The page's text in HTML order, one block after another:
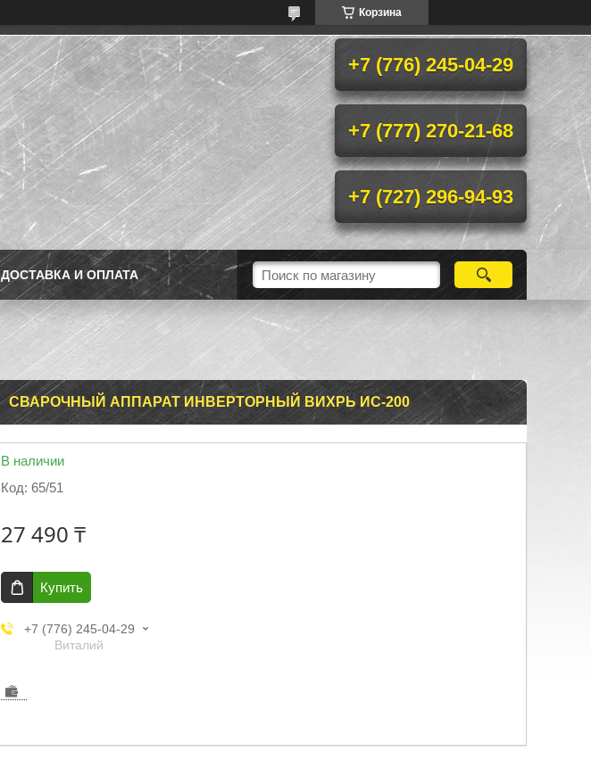
Корзина
+7 (776) 245-04-29
+7 (777) 270-21-68
+7 (727) 296-94-93
ДОСТАВКА И ОПЛАТА
СВАРОЧНЫЙ АППАРАТ ИНВЕРТОРНЫЙ ВИХРЬ ИС-200
В наличии
Код: 65/51
27 490 ₸
Купить
+7 (776) 245-04-29
Виталий